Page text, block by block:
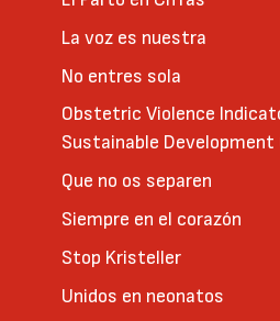
La voz es nuestra
No entres sola
Obstetric Violence
Sustainable
Que no os separen
Siempre en el corazón
Stop Kristeller
Unidos en neonatos